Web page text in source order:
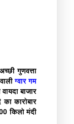
गुणवत्ता
ग्वार गम
बाजार
कारोबार
किलो मंदी